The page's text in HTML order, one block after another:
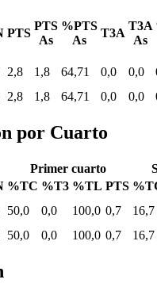
PTS
PTS
As
%PTS
As
T3A
T3A
As
2,8 1,8 64,71 0,0 0,0
2,8 1,8 64,71 0,0 0,0
por Cuarto
Primer cuarto
%TC %T3 %TL PTS
50,0 0,0 100,0 0,7
16,7
50,0 0,0 100,0 0,7 16,7